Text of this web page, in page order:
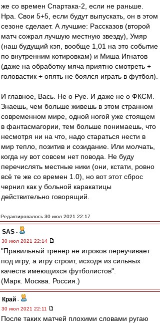
же со времен Спартака-2, если не раньше.
Нра. Свои 5+5, если будут выпускать, он в этом
сезоне сделает. А лучшие: Рассказов (второй
матч сожрал лучшую местную звезду), Умяр
(наш будущий кэп, вообще 1,01 на это событие
по внутренним котировкам) и Миша Игнатов
(даже на обработку мяча приятно смотреть +
головастик + опять не боялся играть в футбол).
И главное, Вась. Не о Руе. И даже не о ФКСМ.
Знаешь, чем больше живешь в этом странном
современном мире, одной ногой уже стоящем
в фантасмагории, тем больше понимаешь, что
несмотря ни на что, надо стараться нести в
мир тепло, позитив и созидание. Или молчать,
когда ну вот совсем нет повода. Не буду
перечислять местные ники (они, кстати, ровно
всё те же со времен 1.0), но вот этот сброс
чернил как у больной каракатицы
действительно говорящий.
Редактировалось 30 июл 2021 22:17
SAS -
30 июл 2021 22:14
"Правильный тренер не игроков переучивает
под игру, а игру строит, исходя из сильных
качеств имеющихся футболистов".
(Марк. Москва. Россия.)
Край -
30 июл 2021 22:11
После таких матчей плохими словами ругаю